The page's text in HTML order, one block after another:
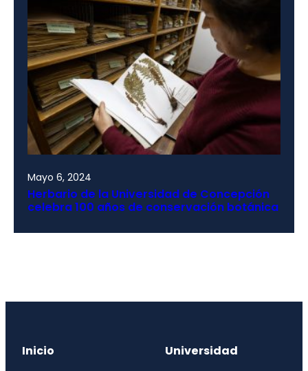
Mayo 6, 2024
Herbario de la Universidad de Concepción
celebra 100 años de conservación botánica
Inicio Universidad